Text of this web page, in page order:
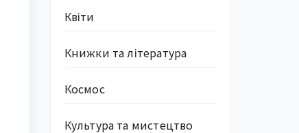
Квіти
Книжки та література
Космос
Культура та мистецтво